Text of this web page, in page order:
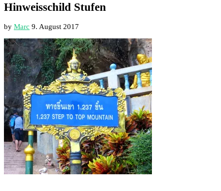
Hinweisschild Stufen
by Marc 9. August 2017